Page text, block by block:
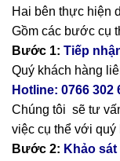
Hai bên thực hiện
Gồm các bước cụ
Bước 1: Tiếp
Quý khách hàng
Hotline: 0766 302
Chúng tôi sẽ tư
việc cụ thể với quý
Bước 2: Khảo